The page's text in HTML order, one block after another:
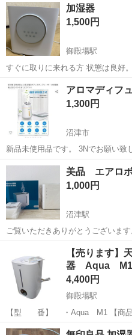
ト量: 30ml/h - 容量: 350ml - 稼働...
加湿器
1,500円
御殿場駅
すぐに取りに来れ
静岡 御殿場市 御殿場駅
アロマディフ
1,300円
沼津市
新品未使用品です。 3Nでお願い致
午後2時までに沼津市大岡1816-23
収場にお越頂ける方よろしくお願
静岡 沼津市 季節、空調家電
美品 エアロ
1,000円
沼津駅
ご覧いただきありがとうございます。 引越しで不要な物出品しま
去年購入したものですが一度動作確認し
ング済。箱や付属品等は全て揃っています。 沼津市下
トの駐車場付近でお渡し...
沼津駅 季
【売ります】
器 Aqua M1
4,400円
御殿場駅
【型 番】 ・Aqua M1 【商品情報】 ・状態/中古/現状品/使
用感あり。 ・動作/通電確認済
静岡 御殿場市 御殿場駅